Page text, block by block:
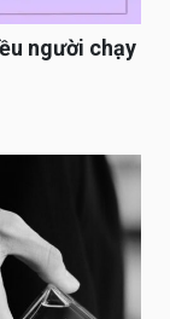
người chạy